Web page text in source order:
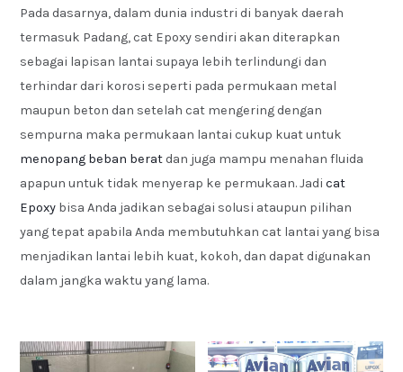
Pada dasarnya, dalam dunia industri di banyak daerah
termasuk Padang, cat Epoxy sendiri akan diterapkan
sebagai lapisan lantai supaya lebih terlindungi dan
terhindar dari korosi seperti pada permukaan metal
maupun beton dan setelah cat mengering dengan
sempurna maka permukaan lantai cukup kuat untuk
menopang beban beratdan juga mampu menahan fluida
apapun untuk tidak menyerap ke permukaan. Jadicat
Epoxy bisa Anda jadikan sebagai solusi ataupun pilihan
yang tepat apabila Anda membutuhkan cat lantai yang bisa
menjadikan lantai lebih kuat, kokoh, dan dapat digunakan
dalam jangka waktu yang lama.